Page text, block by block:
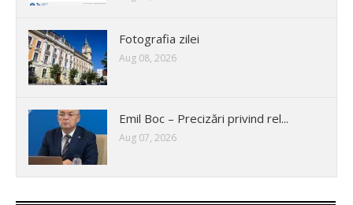
Fotografia zilei
Aug 08, 2026
Emil Boc – Precizări privind rel...
Aug 07, 2026